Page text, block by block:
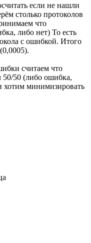
если не нашли
столько протоколов
что
либо нет) То есть
с ошибкой. Итого
считаем что
50 (либо ошибка,
хотим минимизировать